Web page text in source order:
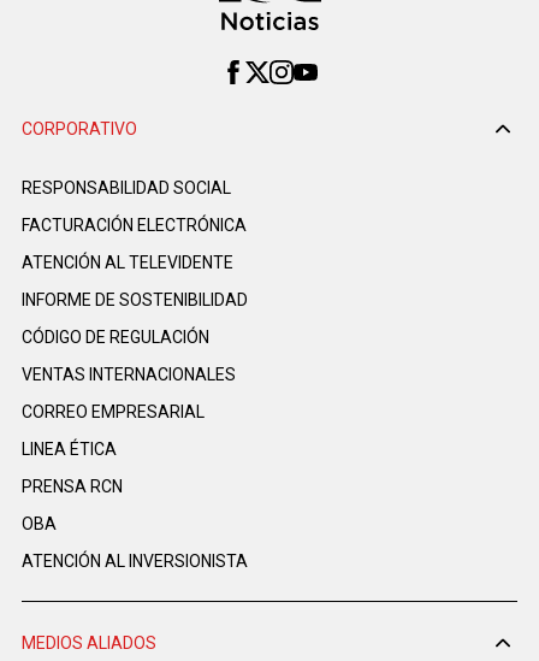
CORPORATIVO
RESPONSABILIDAD SOCIAL
FACTURACIÓN ELECTRÓNICA
ATENCIÓN AL TELEVIDENTE
INFORME DE SOSTENIBILIDAD
CÓDIGO DE REGULACIÓN
VENTAS INTERNACIONALES
CORREO EMPRESARIAL
LINEA ÉTICA
PRENSA RCN
OBA
ATENCIÓN AL INVERSIONISTA
MEDIOS ALIADOS